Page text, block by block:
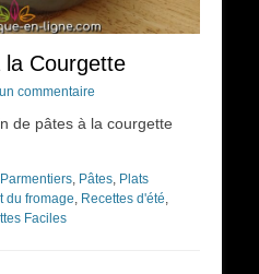
Courgette
commentaire
de pâtes à la courgette
Pâtes Plats
du fromage Recettes d'été
Faciles